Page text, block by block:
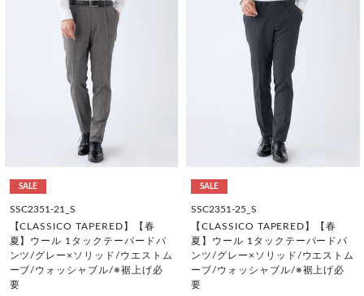
SALE
SSC2351-21_S
【CLASSICO TAPERED】【春
夏】ウール 1タックテーパードパ
ンツ/グレー×ソリッド/ウエストム
ーブ/ウォッシャブル/※裾上げ必
要
SALE
SSC2351-25_S
【CLASSICO TAPERED】【春
夏】ウール 1タックテーパードパ
ンツ/グレー×ソリッド/ウエストム
ーブ/ウォッシャブル/※裾上げ必
要